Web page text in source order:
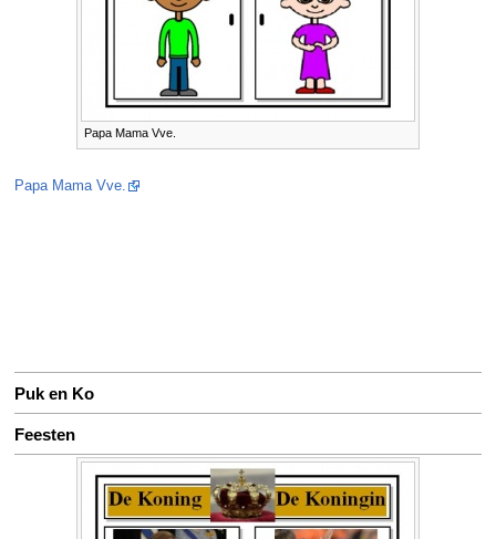
Papa Mama Vve.
Papa Mama Vve.
Puk en Ko
Feesten